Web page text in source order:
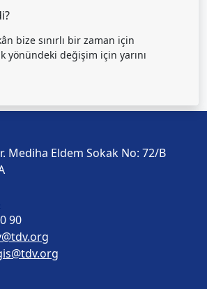
bize sınırlı bir zaman için
yönündeki değişim için yarını
Mediha Eldem Sokak No: 72/B
90